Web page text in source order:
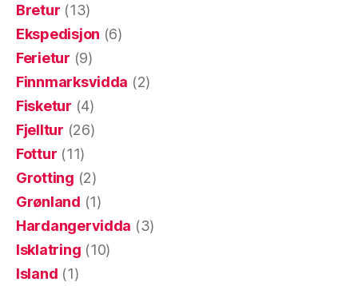
Bretur (13)
Ekspedisjon (6)
Ferietur (9)
Finnmarksvidda (2)
Fisketur (4)
Fjelltur (26)
Fottur (11)
Grotting (2)
Grønland (1)
Hardangervidda (3)
Isklatring (10)
Island (1)